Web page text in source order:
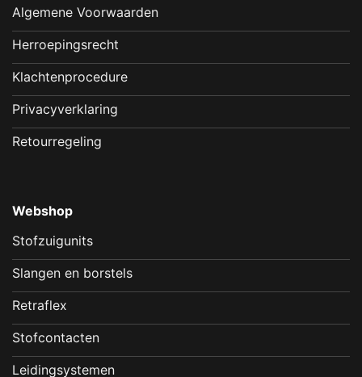
Algemene Voorwaarden
Herroepingsrecht
Klachtenprocedure
Privacyverklaring
Retourregeling
Webshop
Stofzuigunits
Slangen en borstels
Retraflex
Stofcontacten
Leidingsystemen